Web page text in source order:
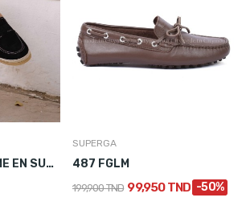
MOCASSINS HOMME EN SUÈDE NOIR
SUPERGA
487 FGLM
199,900 TND 99,950 TND -50%